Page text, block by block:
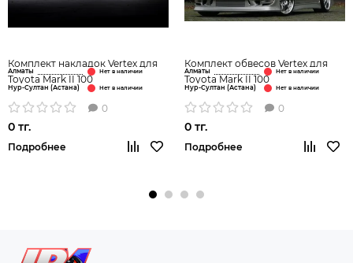
Комплект накладок Vertex для
Toyota Mark II 100
Алматы
Нур-Султан (Астана)
0
0 тг.
Подробнее
Комплект обвесов Vertex для
Toyota Mark II 100
Алматы
Нур-Султан (Астана)
0
0 тг.
Подробнее